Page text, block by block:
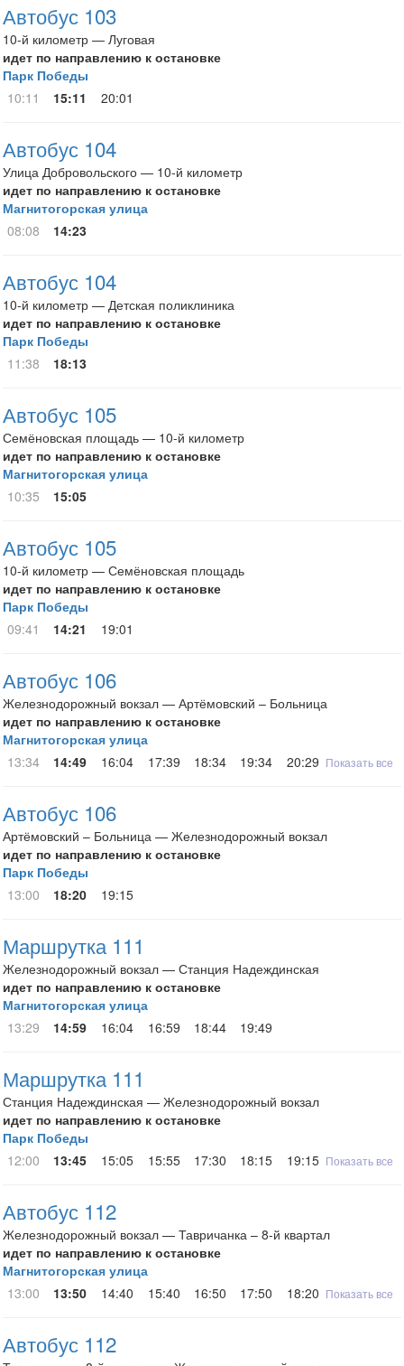
Автобус 103
10-й километр — Луговая
идет по направлению к остановке
Парк Победы
10:11
15:11 20:01
Автобус 104
Улица Добровольского — 10-й километр
идет по направлению к остановке
Магнитогорская улица
08:08
14:23
Автобус 104
10-й километр — Детская поликлиника
идет по направлению к остановке
Парк Победы
11:38
18:13
Автобус 105
Семёновская площадь — 10-й километр
идет по направлению к остановке
Магнитогорская улица
10:35
15:05
Автобус 105
10-й километр — Семёновская площадь
идет по направлению к остановке
Парк Победы
09:41
14:21 19:01
Автобус 106
Железнодорожный вокзал — Артёмовский – Больница
идет по направлению к остановке
Магнитогорская улица
13:34
14:49 16:04 17:39 18:34 19:34 20:29 Показать все
Автобус 106
Артёмовский – Больница — Железнодорожный вокзал
идет по направлению к остановке
Парк Победы
13:00
18:20 19:15
Маршрутка 111
Железнодорожный вокзал — Станция Надеждинская
идет по направлению к остановке
Магнитогорская улица
13:29
14:59 16:04 16:59 18:44 19:49
Маршрутка 111
Станция Надеждинская — Железнодорожный вокзал
идет по направлению к остановке
Парк Победы
12:00
13:45 15:05 15:55 17:30 18:15 19:15 Показать все
Автобус 112
Железнодорожный вокзал — Тавричанка – 8-й квартал
идет по направлению к остановке
Магнитогорская улица
13:00
13:50 14:40 15:40 16:50 17:50 18:20 19:20
Показать все
Автобус 112